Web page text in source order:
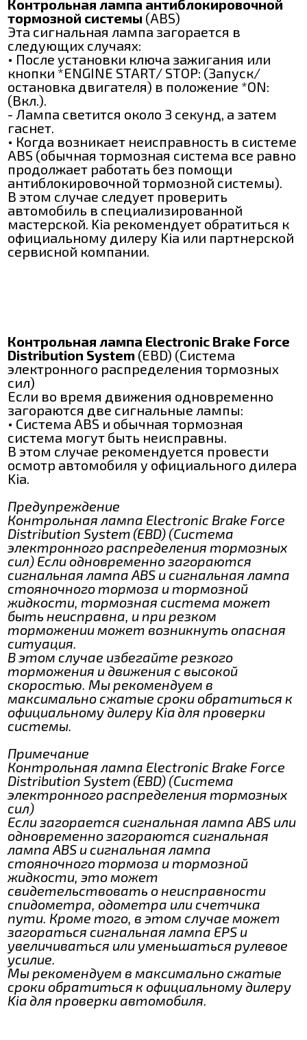
Контрольная лампа антиблокировочной
тормозной системы (ABS)
Эта сигнальная лампа загорается в
следующих случаях:
• После установки ключа зажигания или
кнопки *ENGINE START/ STOP: (Запуск/
остановка двигателя) в положение *ON:
(Вкл.).
- Лампа светится около 3 секунд, а затем
гаснет.
• Когда возникает неисправность в системе
ABS (обычная тормозная система все равно
продолжает работать без помощи
антиблокировочной тормозной системы).
В этом случае следует проверить
автомобиль в специализированной
мастерской. Kia рекомендует обратиться к
официальному дилеру Kia или партнерской
сервисной компании.
Контрольная лампа Electronic Brake Force
Distribution System (EBD) (Система
электронного распределения тормозных
сил)
Если во время движения одновременно
загораются две сигнальные лампы:
• Система ABS и обычная тормозная
система могут быть неисправны.
В этом случае рекомендуется провести
осмотр автомобиля у официального дилера
Kia.
Предупреждение
Контрольная лампа Electronic Brake Force
Distribution System (EBD) (Система
электронного распределения тормозных
сил) Если одновременно загораются
сигнальная лампа ABS и сигнальная лампа
стояночного тормоза и тормозной
жидкости, тормозная система может
быть неисправна, и при резком
торможении может возникнуть опасная
ситуация.
В этом случае избегайте резкого
торможения и движения с высокой
скоростью. Мы рекомендуем в
максимально сжатые сроки обратиться к
официальному дилеру Kia для проверки
системы.
Примечание
Контрольная лампа Electronic Brake Force
Distribution System (EBD) (Система
электронного распределения тормозных
сил)
Если загорается сигнальная лампа ABS или
одновременно загораются сигнальная
лампа ABS и сигнальная лампа
стояночного тормоза и тормозной
жидкости, это может
свидетельствовать о неисправности
спидометра, одометра или счетчика
пути. Кроме того, в этом случае может
загораться сигнальная лампа EPS и
увеличиваться или уменьшаться рулевое
усилие.
Мы рекомендуем в максимально сжатые
сроки обратиться к официальному дилеру
Kia для проверки автомобиля.